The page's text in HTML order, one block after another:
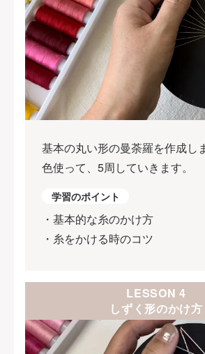
基本の丸い形の曼荼羅を作成し
色使って、5周していきます。
学習のポイント
・基本的な糸のかけ方
・糸をかける時のコツ
LESSON 4
しずく形のかけ方